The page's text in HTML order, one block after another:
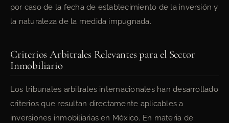
por caso de la fecha de establecimiento de la inversión y
la naturaleza de la medida impugnada.
Criterios Arbitrales Relevantes para el Sector
Inmobiliario
Los tribunales arbitrales internacionales han desarrollado
criterios que resultan directamente aplicables a
inversiones inmobiliarias en México. En materia de